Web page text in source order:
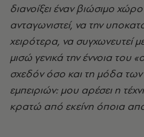
διανοίξει έναν βιώσιμο
ανταγωνιστεί, να την
χειρότερα, να συγχωνευτεί
μισώ γενικά την έννοια του
σχεδόν όσο και τη μόδα των
εμπειριών: μου αρέσει η
κρατώ από εκείνη όποια